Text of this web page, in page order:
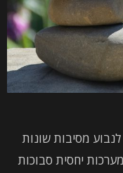
מסיבות שונות
יחסית סבוכות